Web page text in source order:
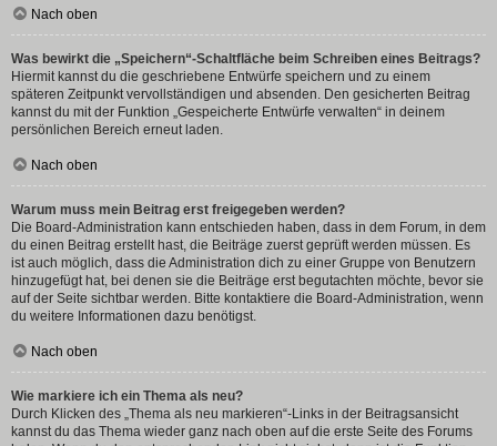
Nach oben
Was bewirkt die „Speichern“-Schaltfläche beim Schreiben eines Beitrags?
Hiermit kannst du die geschriebene Entwürfe speichern und zu einem
späteren Zeitpunkt vervollständigen und absenden. Den gesicherten Beitrag
kannst du mit der Funktion „Gespeicherte Entwürfe verwalten“ in deinem
persönlichen Bereich erneut laden.
Nach oben
Warum muss mein Beitrag erst freigegeben werden?
Die Board-Administration kann entschieden haben, dass in dem Forum, in dem
du einen Beitrag erstellt hast, die Beiträge zuerst geprüft werden müssen. Es
ist auch möglich, dass die Administration dich zu einer Gruppe von Benutzern
hinzugefügt hat, bei denen sie die Beiträge erst begutachten möchte, bevor sie
auf der Seite sichtbar werden. Bitte kontaktiere die Board-Administration, wenn
du weitere Informationen dazu benötigst.
Nach oben
Wie markiere ich ein Thema als neu?
Durch Klicken des „Thema als neu markieren“-Links in der Beitragsansicht
kannst du das Thema wieder ganz nach oben auf die erste Seite des Forums